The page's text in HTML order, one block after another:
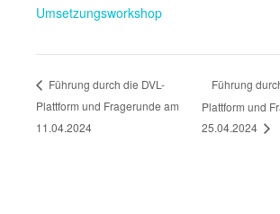
Umsetzungsworkshop
Führung durch die DVL-
Plattform und Fragerunde am
11.04.2024
Führung
Plattform und
25.04.2024